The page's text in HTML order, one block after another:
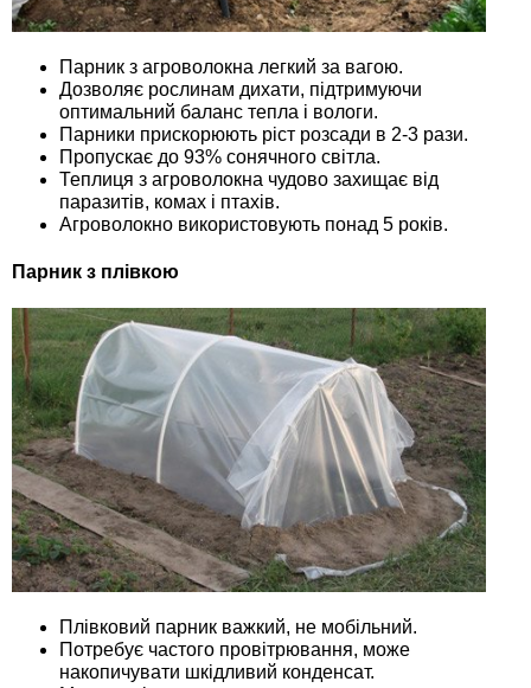
Парник з агроволокна легкий за вагою.
Дозволяє рослинам дихати, підтримуючи
оптимальний баланс тепла і вологи.
Парники прискорюють ріст розсади в 2-3 рази.
Пропускає до 93% сонячного світла.
Теплиця з агроволокна чудово захищає від
паразитів, комах і птахів.
Агроволокно використовують понад 5 років.
Парник з плівкою
Плівковий парник важкий, не мобільний.
Потребує частого провітрювання, може
накопичувати шкідливий конденсат.